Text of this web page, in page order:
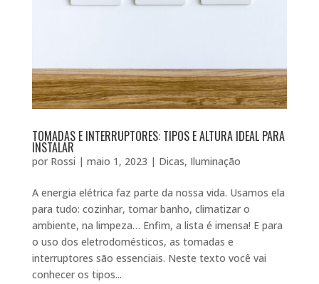
TOMADAS E INTERRUPTORES: TIPOS E ALTURA IDEAL PARA
INSTALAR
por Rossi | maio 1, 2023 | Dicas, Iluminação
A energia elétrica faz parte da nossa vida. Usamos ela
para tudo: cozinhar, tomar banho, climatizar o
ambiente, na limpeza… Enfim, a lista é imensa! E para
o uso dos eletrodomésticos, as tomadas e
interruptores são essenciais. Neste texto você vai
conhecer os tipos...